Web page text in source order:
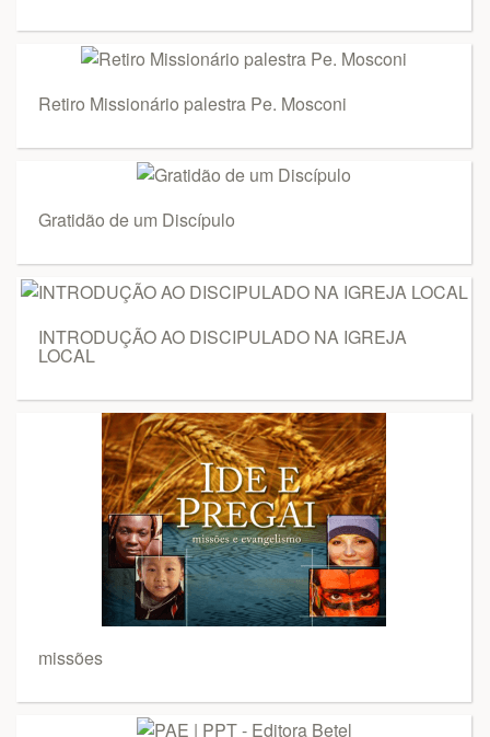
Retiro Missionário palestra Pe. Mosconi
Gratidão de um Discípulo
INTRODUÇÃO AO DISCIPULADO NA IGREJA
LOCAL
missões